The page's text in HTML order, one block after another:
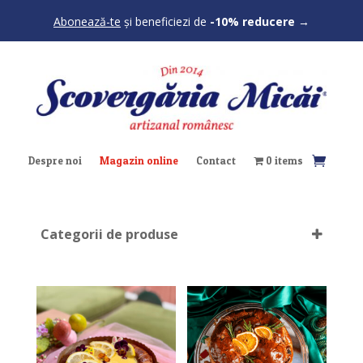
Abonează-te și beneficiezi de -10% reducere →
Despre noi Magazin online Contact 0 items
Categorii de produse
Delicii de Craciun (21)
Clatite (16)
Cococi (7)